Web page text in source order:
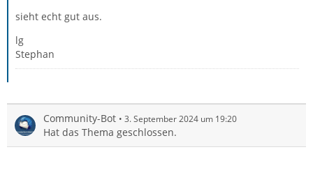
sieht echt gut aus.
lg
Stephan
Community-Bot 3. September 2024 um 19:20
Hat das Thema geschlossen.